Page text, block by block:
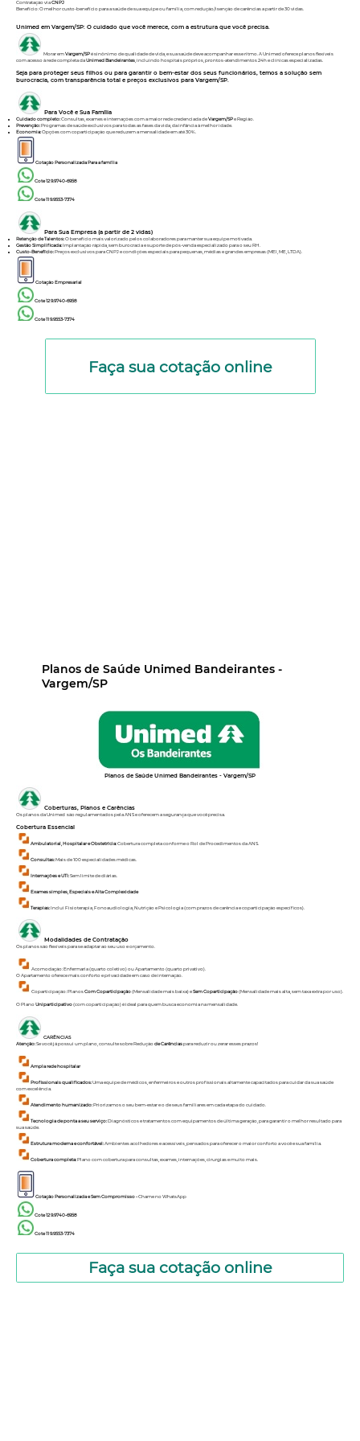
Faça sua cotação online
Contratação viaCNPJ
Benefício: O melhor custo-benefício para a saúde de sua equipe ou família, com redução/isenção de carências a partir de 30 vidas.
Unimed em Vargem/SP: O cuidado que você merece, com a estrutura que você precisa.
Morar emVargem/SPé sinônimo de qualidade de vida, e sua saúde deve acompanhar esse ritmo. A Unimed oferece planos flexíveis
com acesso à rede completa daUnimed Bandeirantes, incluindo hospitais próprios, prontos-atendimentos 24h e clínicas especializadas.
Seja para proteger seus filhos ou para garantir o bem-estar dos seus funcionários, temos a solução sem
burocracia, com transparência total e preços exclusivos para Vargem/SP.
Para Você e Sua Família
Cuidado completo:Consultas, exames e internações com a maior rede credenciada deVargem/SPe Região.
Prevenção:Programas de saúde exclusivos para todas as fases da vida, da infância à melhor idade.
Economia:Opções com coparticipação que reduzem a mensalidade em até 30%.
Cotação Personalizada Para a família
Cote 12 9.9740-6958
Cote 11 9.9553-7374
Para Sua Empresa (a partir de 2 vidas)
Retenção de Talentos:O benefício mais valorizado pelos colaboradores para manter sua equipe motivada.
Gestão Simplificada:Implantação rápida, sem burocracia e suporte de pós-venda especializado para o seu RH.
Custo-Benefício:Preços exclusivos para CNPJ e condições especiais para pequenas, médias e grandes empresas (MEI, ME, LTDA).
Cotação Empresarial
Cote 12 9.9740-6958
Cote 11 9.9553-7374
Planos de Saúde Unimed Bandeirantes - Vargem/SP
Coberturas, Planos e Carências
Os planos da Unimed são regulamentados pela ANS e oferecem a segurança que você precisa.
Cobertura Essencial
Ambulatorial, Hospitalar e Obstetrícia:Cobertura completa conforme o Rol de Procedimentos da ANS.
Consultas:Mais de 100 especialidades médicas.
Internações e UTI:Sem limite de diárias.
Exames simples, Especiais e Alta Complexidade
Terapias:Inclui Fisioterapia, Fonoaudiologia, Nutrição e Psicologia (com prazos de carência e coparticipação específicos).
Modalidades de Contratação
Os planos são flexíveis para se adaptar ao seu uso e orçamento.
Acomodação: Enfermaria (quarto coletivo) ou Apartamento (quarto privativo).
O Apartamento oferece mais conforto e privacidade em caso de internação.
Coparticipação: PlanosCom Coparticipação(Mensalidade mais baixa) eSem Coparticipação(Mensalidade mais alta, sem taxa extra por uso).
O PlanoUniparticipativo(com coparticipação) é ideal para quem busca economia na mensalidade.
CARÊNCIAS
Atenção:Se você já possui um plano, consulte sobre Reduçãode Carênciaspara reduzir ou zerar esses prazos!
Ampla rede hospitalar
Profissionais qualificados:Uma equipe de médicos, enfermeiros e outros profissionais altamente capacitados para cuidar da sua saúde
com excelência.
Atendimento humanizado:Priorizamos o seu bem-estar e o de seus familiares em cada etapa do cuidado.
Tecnologia de ponta a seu serviço:Diagnósticos e tratamentos com equipamentos de última geração, para garantir o melhor resultado para
sua saúde.
Estrutura moderna e confortável:Ambientes acolhedores e acessíveis, pensados para oferecer o maior conforto a você e sua família.
Cobertura completa:Plano com cobertura para consultas, exames, internações, cirurgias e muito mais.
Cotação Personalizada e Sem Compromisso -Chame noWhatsApp
Cote 12 9.9740-6958
Cote 11 9.9553-7374
Planos de Saúde Unimed Bandeirantes -
Vargem/SP
Faça sua cotação online